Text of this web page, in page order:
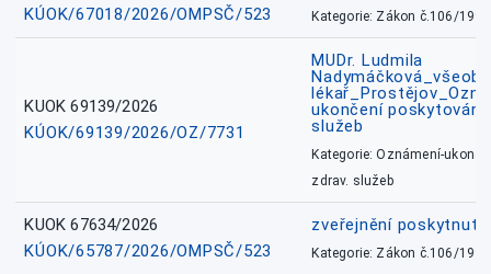
KÚOK/67018/2026/OMPSČ/523
Kategorie: Zákon č.106/1999
KUOK 69139/2026
KÚOK/69139/2026/OZ/7731
MUDr. Ludmila
ukončení
služeb
Kategorie: Oznámení-
zdrav. služeb
KUOK 67634/2026
KÚOK/65787/2026/OMPSČ/523
zveřejnění
Kategorie: Zákon č.106/1999